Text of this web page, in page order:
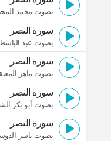
بصوت محمد
سورة النصر
بصوت عبد
سورة النصر
بصوت ماهر
سورة النصر
بصوت أبو بكر
سورة النصر
بصوت ياسر